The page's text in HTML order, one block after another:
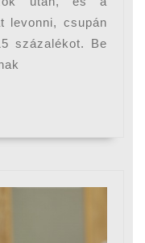
jó
levonni, csupán
százalékot. Be